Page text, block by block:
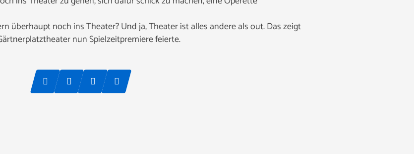
überhaupt noch ins Theater? Und ja, Theater ist alles andere als out. Das zeigt
nun Spielzeitpremiere feierte.